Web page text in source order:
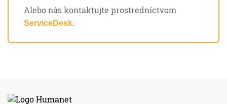
Alebo nás kontaktujte prostredníctvom
ServiceDesk.